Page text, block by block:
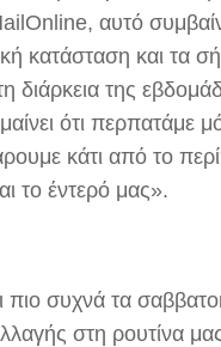
αυτό
κατάσταση και τα
διάρκεια της
ότι περπατάμε
κάτι από το
το έντερό μας».
πιο συχνά τα
στη ρουτίνα